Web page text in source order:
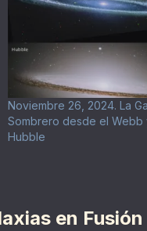
Noviembre 26, 2024. La
Sombrero desde el Webb
Hubble
en